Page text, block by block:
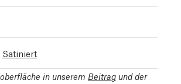
Satiniert
in unserem Beitrag und der